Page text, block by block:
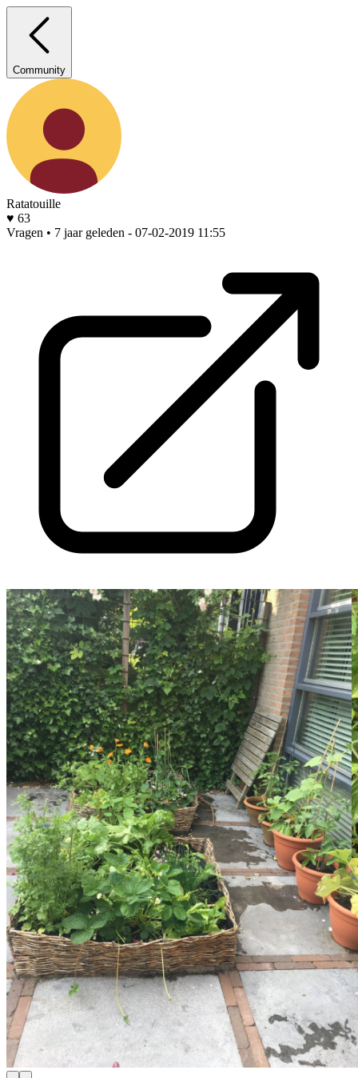
Community
Ratatouille
♥ 63
Vragen • 7 jaar geleden - 07-02-2019 11:55